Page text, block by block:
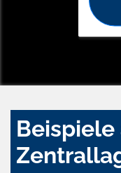
Beispiele